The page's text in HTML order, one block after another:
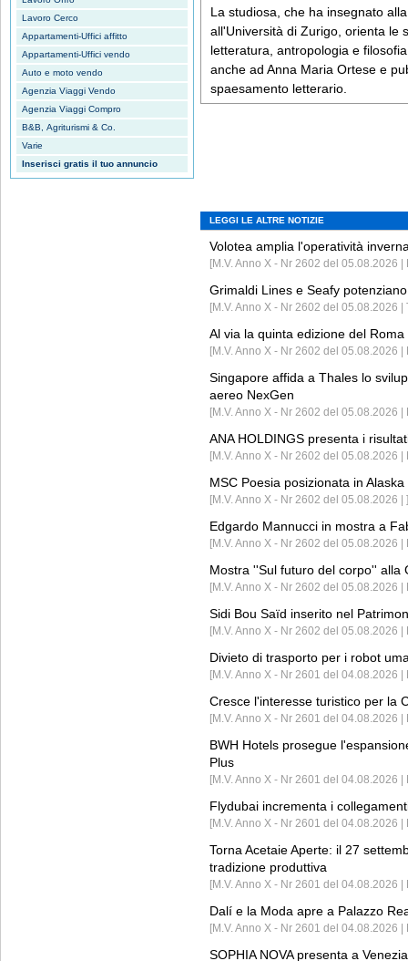
Lavoro Cerco
Appartamenti-Uffici affitto
Appartamenti-Uffici vendo
Auto e moto vendo
Agenzia Viaggi Vendo
Agenzia Viaggi Compro
B&B, Agriturismi & Co.
Varie
Inserisci gratis il tuo annuncio
La studiosa, che ha insegnato
all'Università di Zurigo, orienta le
letteratura, antropologia e
anche ad Anna Maria Ortese e
spaesamento letterario.
LEGGI LE ALTRE NOTIZIE
Volotea amplia l'operatività
[M.V. Anno X - Nr 2602 del 05.08.2026 |
Grimaldi Lines e Seafy
[M.V. Anno X - Nr 2602 del 05.08.2026 |
Al via la quinta edizione del
[M.V. Anno X - Nr 2602 del 05.08.2026 |
Singapore affida a Thales lo
aereo NexGen
[M.V. Anno X - Nr 2602 del 05.08.2026
ANA HOLDINGS presenta i
[M.V. Anno X - Nr 2602 del 05.08.2026
MSC Poesia posizionata in
[M.V. Anno X - Nr 2602 del 05.08.2026 | ]
Edgardo Mannucci in mostra a
[M.V. Anno X - Nr 2602 del 05.08.2026 |
Mostra ''Sul futuro del corpo'' alla
[M.V. Anno X - Nr 2602 del 05.08.2026
Sidi Bou Saïd inserito nel
[M.V. Anno X - Nr 2602 del 05.08.2026
Divieto di trasporto per i robot
[M.V. Anno X - Nr 2601 del 04.08.2026
Cresce l'interesse turistico per la
[M.V. Anno X - Nr 2601 del 04.08.2026 |
BWH Hotels prosegue
Plus
[M.V. Anno X - Nr 2601 del 04.08.2026 |
Flydubai incrementa i
[M.V. Anno X - Nr 2601 del 04.08.2026 |
Torna Acetaie Aperte: il 27
tradizione produttiva
[M.V. Anno X - Nr 2601 del 04.08.2026 |
Dalí e la Moda apre a Palazzo
[M.V. Anno X - Nr 2601 del 04.08.2026 |
SOPHIA NOVA presenta a